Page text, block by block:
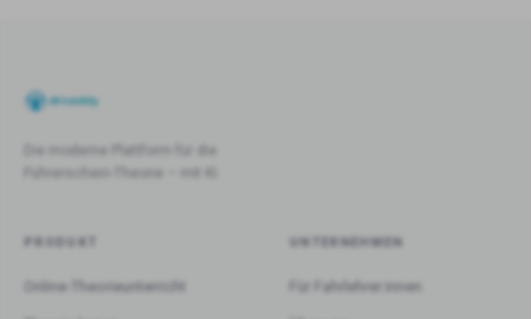
PRODUKT
Online-Theorieunterricht
UNTERNEHMEN
Für Fahrlehrer:innen